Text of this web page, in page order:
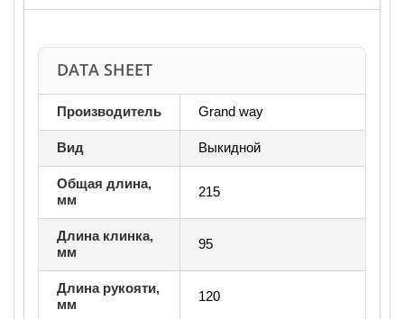
DATA SHEET
Производитель Grand way
Вид Выкидной
Общая длина,
мм
215
Длина клинка,
мм
95
Длина рукояти,
мм
120